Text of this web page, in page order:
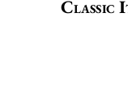
Classic